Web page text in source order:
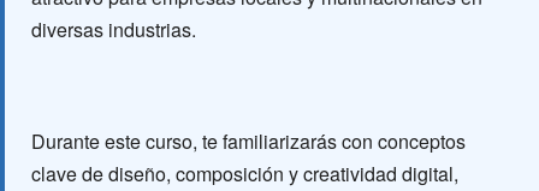
diversas industrias.
Durante este curso, te familiarizarás con conceptos
clave de diseño, composición y creatividad digital,